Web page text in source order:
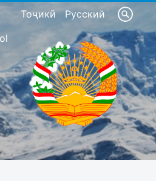
Тоҷикӣ Русский